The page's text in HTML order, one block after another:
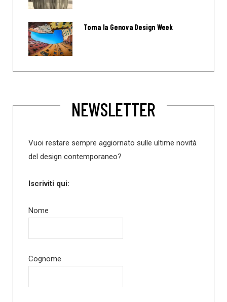
Torna la Genova Design Week
NEWSLETTER
Vuoi restare sempre aggiornato sulle ultime novità
del design contemporaneo?
Iscriviti qui:
Nome
Cognome